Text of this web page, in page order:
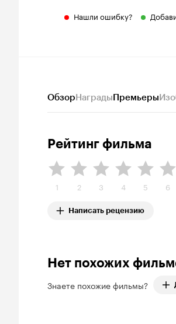
Нашли ошибку?
ОбзорНаградыПремьеры
Рейтинг фильма
1 2 3 4 5 6
Написать рецензию
Нет похожих
Знаете похожие фильмы?